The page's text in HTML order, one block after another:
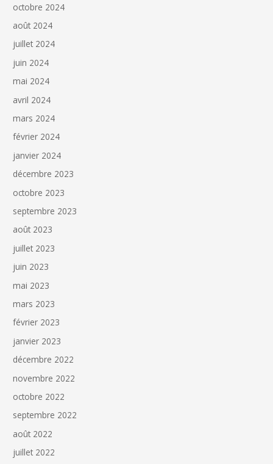
octobre 2024
août 2024
juillet 2024
juin 2024
mai 2024
avril 2024
mars 2024
février 2024
janvier 2024
décembre 2023
octobre 2023
septembre 2023
août 2023
juillet 2023
juin 2023
mai 2023
mars 2023
février 2023
janvier 2023
décembre 2022
novembre 2022
octobre 2022
septembre 2022
août 2022
juillet 2022